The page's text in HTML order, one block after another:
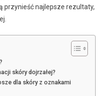
przynieść najlepsze rezultaty,
skóry dojrzałej?
dla skóry z oznakami